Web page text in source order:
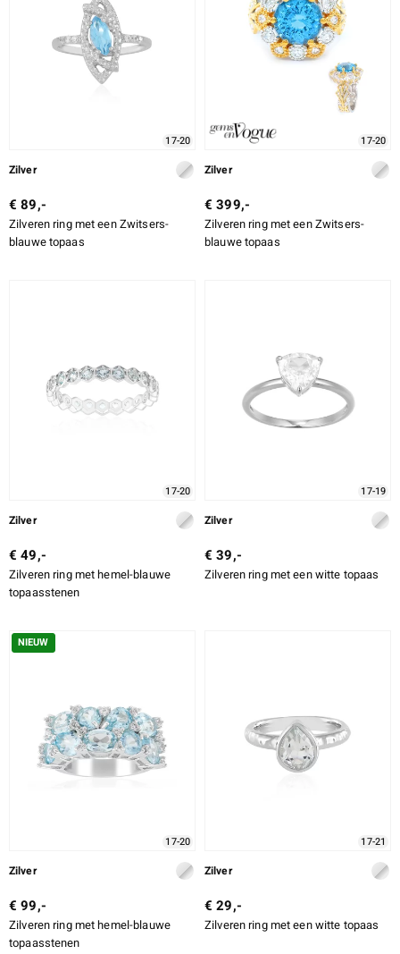
17-20
Zilver
€ 89,-
Zilveren ring met een Zwitsers-
blauwe topaas
17-20
Zilver
€ 399,-
Zilveren ring met een Zwitsers-
blauwe topaas
17-20
Zilver
€ 49,-
Zilveren ring met hemel-blauwe
topaasstenen
17-19
Zilver
€ 39,-
Zilveren ring met een witte topaas
NIEUW
17-20
Zilver
€ 99,-
Zilveren ring met hemel-blauwe
topaasstenen
17-21
Zilver
€ 29,-
Zilveren ring met een witte topaas